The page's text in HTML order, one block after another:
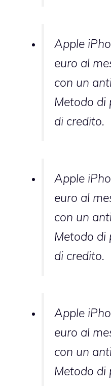
Apple
euro al
con un
Metodo di
di credito.
Apple
euro al
con un
Metodo di
di credito.
Apple
euro al
con un
Metodo di